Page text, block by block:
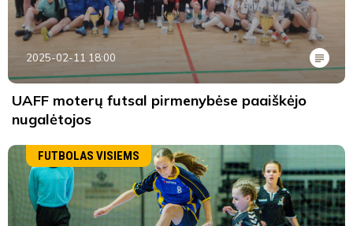
2025-02-11 18:00
UAFF moterų futsal pirmenybėse paaiškėjo
nugalėtojos
FUTBOLAS VISIEMS